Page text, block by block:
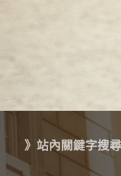
》站內關鍵字搜